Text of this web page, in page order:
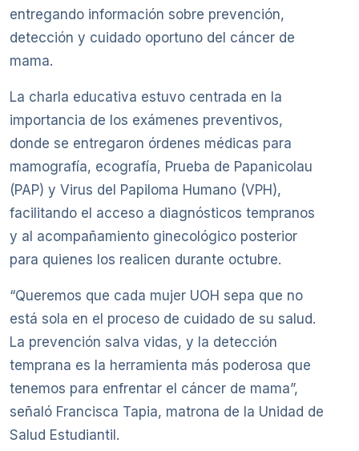
entregando información sobre prevención,
detección y cuidado oportuno del cáncer de
mama.
La charla educativa estuvo centrada en la
importancia de los exámenes preventivos,
donde se entregaron órdenes médicas para
mamografía, ecografía, Prueba de Papanicolau
(PAP) y Virus del Papiloma Humano (VPH),
facilitando el acceso a diagnósticos tempranos
y al acompañamiento ginecológico posterior
para quienes los realicen durante octubre.
“Queremos que cada mujer UOH sepa que no
está sola en el proceso de cuidado de su salud.
La prevención salva vidas, y la detección
temprana es la herramienta más poderosa que
tenemos para enfrentar el cáncer de mama”,
señaló Francisca Tapia, matrona de la Unidad de
Salud Estudiantil.